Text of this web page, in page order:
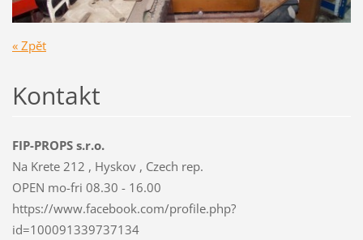
« Zpět
Kontakt
FIP-PROPS s.r.o.
Na Krete 212 , Hyskov , Czech rep.
OPEN mo-fri 08.30 - 16.00
https://www.facebook.com/profile.php?
id=100091339737134